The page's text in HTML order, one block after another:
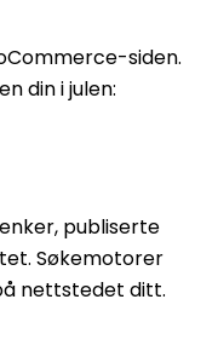
siden.
din i julen:
publiserte
Søkemotorer
nettstedet ditt.